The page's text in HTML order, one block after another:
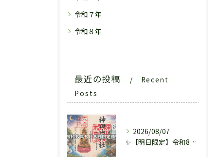
令和７年
令和８年
最近の投稿
Recent
Posts
2026/08/07
✨【明日限定】令和8年8月8日だけの特別御朱印✨